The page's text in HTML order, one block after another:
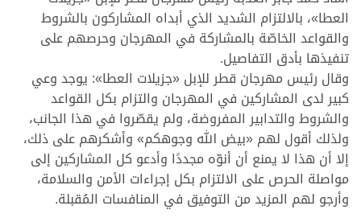
العطا»، بالالتزام الشديد الذي أبداه المشاركون بالشروط
والقواعد الخاصّة بالمشاركة في المهرجان وحرصهم على
تنفيذها بأدق التفاصيل.
وقال رئيس مهرجان قطر للإبل «جزيلات العطا»: يوجد وعي
كبير لدى المشاركين في المهرجان والتزام بكل القواعد
والشروط والتدابير المفروضة، ولم يقصّروا في هذا الجانب،
ولذلك أقول لهم «بيض الله وجوهكم» وأشكرهم على ذلك،
إلا أن هذا لا يمنع أن أنوّه مجددًا وأدعو كل المشاركين إلى
مواصلة الحرص على الالتزام بكل إجراءات الأمن والسلامة،
وأرجو لهم المزيد من التوفيق في المنافسات المُقبلة.